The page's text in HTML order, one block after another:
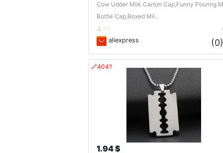
Cow Udder Milk Carton Cap,Funny Pouring
Bottle Cap,Boxed Mil..
DE
aliexpress
🔗404?
1.94 $